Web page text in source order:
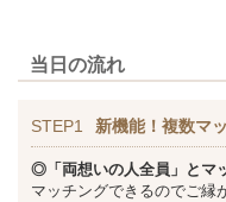
当日の流れ
STEP1 新機能！複数マ
◎「両想いの人全員」とマ
マッチングできるのでご縁